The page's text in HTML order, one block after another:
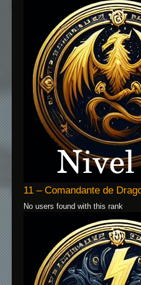
11 – Comandante de
No users found with this rank